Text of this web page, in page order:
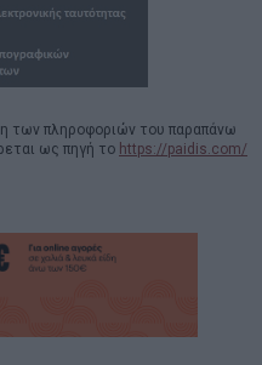
των πληροφοριών του παραπάνω
ως πηγή το https://paidis.com/